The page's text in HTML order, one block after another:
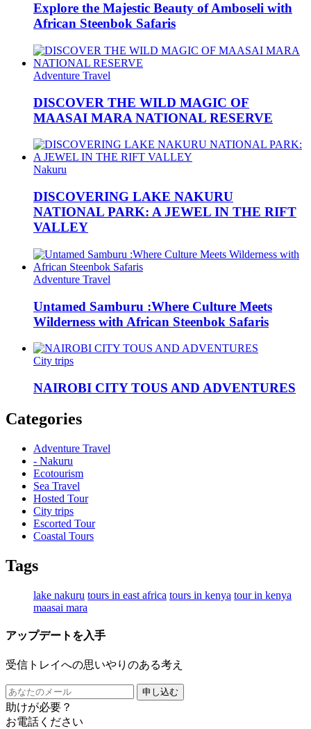
Explore the Majestic Beauty of Amboseli with
African Steenbok Safaris
Adventure Travel
DISCOVER THE WILD MAGIC OF
MAASAI MARA NATIONAL RESERVE
Nakuru
DISCOVERING LAKE NAKURU
NATIONAL PARK: A JEWEL IN THE RIFT
VALLEY
Adventure Travel
Untamed Samburu :Where Culture Meets
Wilderness with African Steenbok Safaris
City trips
NAIROBI CITY TOUS AND ADVENTURES
Categories
Adventure Travel
- Nakuru
Ecotourism
Sea Travel
Hosted Tour
City trips
Escorted Tour
Coastal Tours
Tags
lake nakuru tours in east africa tours in kenya tour in kenya
maasai mara
アップデートを入手
受信トレイへの思いやりのある考え
申し込む
助けが必要？
お電話ください